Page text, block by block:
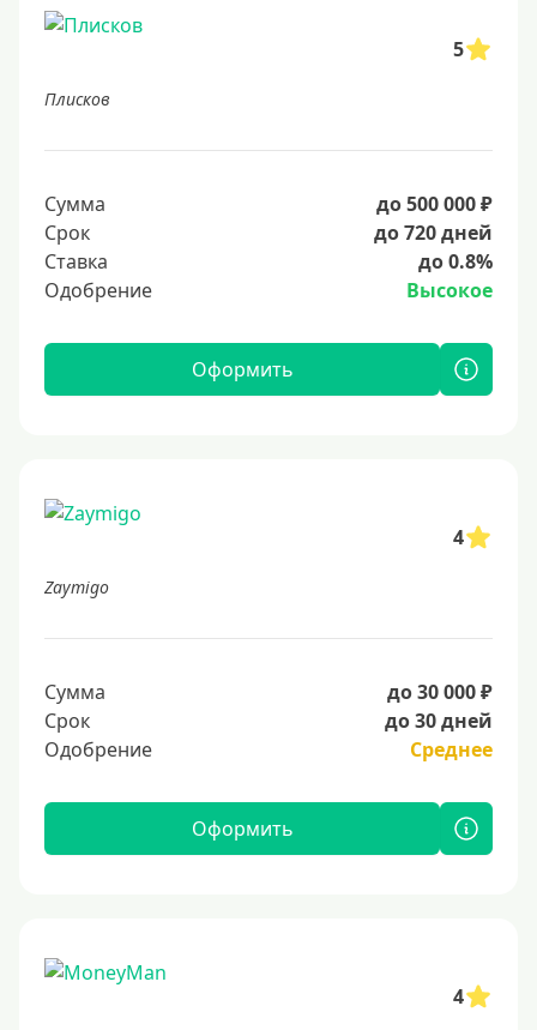
5
Плисков
Сумма
до 500 000 ₽
Срок
до 720 дней
Ставка
до 0.8%
Одобрение
Высокое
Оформить
4
Zaymigo
Сумма
до 30 000 ₽
Срок
до 30 дней
Одобрение
Среднее
Оформить
4